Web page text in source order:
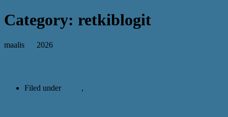
Category: retkiblogit
maalis 2026
Filed under ,